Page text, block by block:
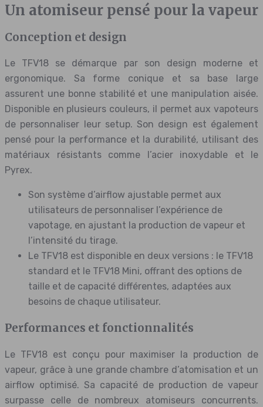
Un atomiseur pensé pour la vapeur
Conception et design
Le TFV18 se démarque par son design moderne et
ergonomique. Sa forme conique et sa base large
assurent une bonne stabilité et une manipulation aisée.
Disponible en plusieurs couleurs, il permet aux vapoteurs
de personnaliser leur setup. Son design est également
pensé pour la performance et la durabilité, utilisant des
matériaux résistants comme l’acier inoxydable et le
Pyrex.
Son système d’airflow ajustable permet aux
utilisateurs de personnaliser l’expérience de
vapotage, en ajustant la production de vapeur et
l’intensité du tirage.
Le TFV18 est disponible en deux versions : le TFV18
standard et le TFV18 Mini, offrant des options de
taille et de capacité différentes, adaptées aux
besoins de chaque utilisateur.
Performances et fonctionnalités
Le TFV18 est conçu pour maximiser la production de
vapeur, grâce à une grande chambre d’atomisation et un
airflow optimisé. Sa capacité de production de vapeur
surpasse celle de nombreux atomiseurs concurrents.